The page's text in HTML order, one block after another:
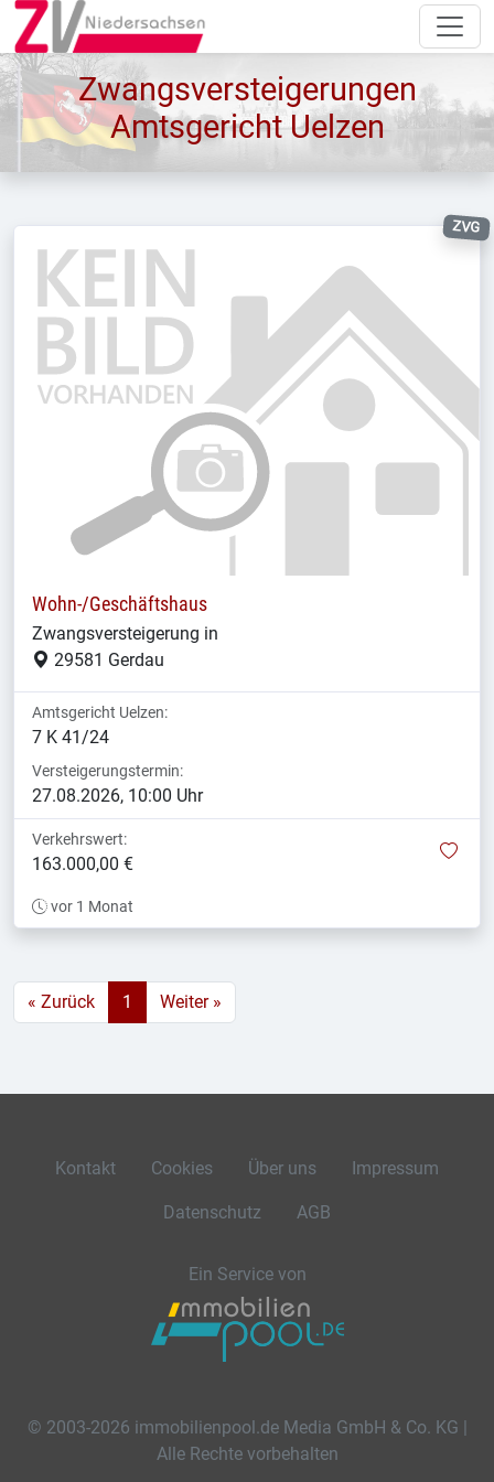
Zwangsversteigerungen
Amtsgericht Uelzen
ZVG
Wohn-/Geschäftshaus
Zwangsversteigerung in
29581 Gerdau
Amtsgericht Uelzen:
7 K 41/24
Versteigerungstermin:
27.08.2026, 10:00 Uhr
Verkehrswert:
163.000,00 €
vor 1 Monat
« Zurück 1 Weiter »
Kontakt Cookies Über uns Impressum
Datenschutz AGB
Ein Service von
© 2003-2026 immobilienpool.de Media GmbH & Co. KG |
Alle Rechte vorbehalten